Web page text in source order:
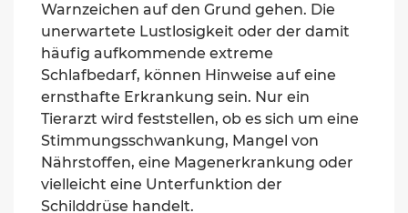
Warnzeichen auf den Grund gehen. Die
unerwartete Lustlosigkeit oder der damit
häufig aufkommende extreme
Schlafbedarf, können Hinweise auf eine
ernsthafte Erkrankung sein. Nur ein
Tierarzt wird feststellen, ob es sich um eine
Stimmungsschwankung, Mangel von
Nährstoffen, eine Magenerkrankung oder
vielleicht eine Unterfunktion der
Schilddrüse handelt.